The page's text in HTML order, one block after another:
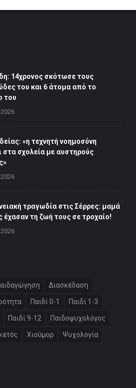
14χρονος σκότωσε τους
του και 6 άτομα από το
του
«η τεχνητή νοημοσύνη
στα σχολεία με αυστηρούς
τραγωδία στις Σέρρες: μαμά
έχασαν τη ζωή τους σε τροχαίο!
Διασκέδαση
Παιδί 0-1 Παιδί 1-3
Παιδί 9-12 Παιδοψυχολόγος
Χιούμορ Ψυχολογία